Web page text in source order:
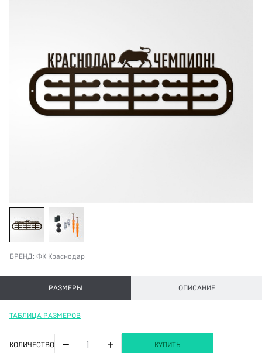
БРЕНД: ФК Краснодар
РАЗМЕРЫ ОПИСАНИЕ
ТАБЛИЦА РАЗМЕРОВ
КОЛИЧЕСТВО − + КУПИТЬ